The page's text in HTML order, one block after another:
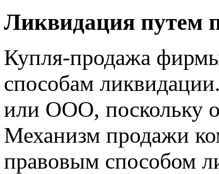
Ликвидация путем
Купля-продажа
способам
или ООО, поскольку
Механизм продажи
правовым способом